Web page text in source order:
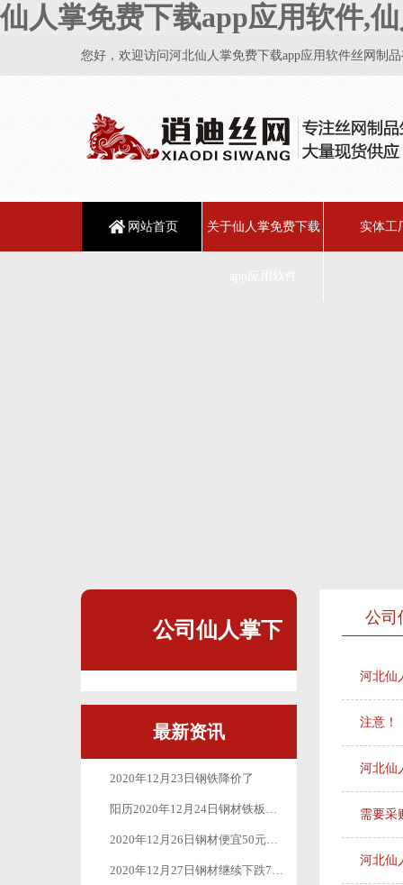
仙人掌免费下载app应用软件,
您好，欢迎访问河北仙人掌免费下载app应用软件丝网制品有
网站首页 关于仙人掌免费下载 实体工
公司仙人掌下
载app
最新资讯
2020年12月23日钢铁降价了
阳历2020年12月24日钢材铁板价格继续下跌50元-100元
2020年12月26日钢材便宜50元一吨
2020年12月27日钢材继续下跌70元一吨
公司
河北仙
注意
河北仙
需要采
河北仙